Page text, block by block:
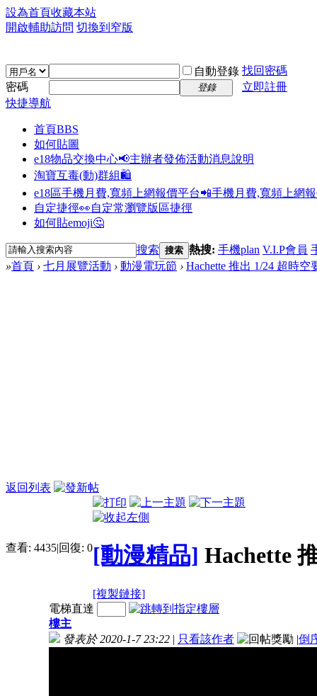
設為首頁收藏本站
開啟輔助訪問 切換到窄版
自動登錄 找回密碼
密碼
登錄
立即註冊
快捷導航
首頁BBS
如何貼圖
e18物品交換中心📢主辦者發佈活動消息說明
淘寶互毒(動)群組🛍️
e18區手機月費,寬頻上網報價平台📲手機月費,寬頻上網
自定捷徑👀自定常瀏覽版區捷徑
如何貼emoji🤔
搜索 搜索 熱搜: 手機plan V.I.P會員
»首頁 › 七月展覽活動 › 動漫電玩節 › Hachette 推出 1/24 超時空
返回列表
查看: 4435|回復: 0[動漫精品] Hachette
[複製鏈接]
電梯直達
樓主
發表於 2020-1-7 23:22 | 只看該作者 |倒